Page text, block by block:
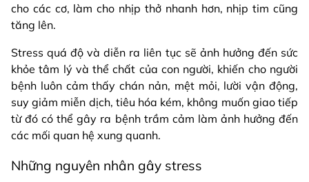
cho các cơ, làm cho nhịp thở nhanh hơn, nhịp tim cũng
tăng lên.
Stress quá độ và diễn ra liên tục sẽ ảnh hưởng đến sức
khỏe tâm lý và thể chất của con người, khiến cho người
bệnh luôn cảm thấy chán nản, mệt mỏi, lười vận động,
suy giảm miễn dịch, tiêu hóa kém, không muốn giao tiếp
từ đó có thể gây ra bệnh trầm cảm làm ảnh hưởng đến
các mối quan hệ xung quanh.
Những nguyên nhân gây stress